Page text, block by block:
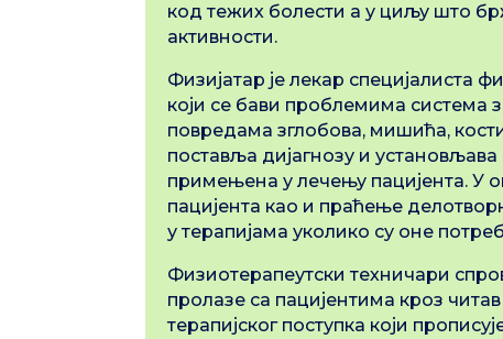
код тежих болести а у циљу што
активности.
Физијатар је лекар специјалиста
који се бави проблемима система
повредама зглобова, мишића,
поставља дијагнозу и установљава
примењена у лечењу пацијента. У
пацијента као и праћење
у терапијама уколико су оне
Физиотерапеутски техничари
пролазе са пацијентима кроз
терапијског поступка који